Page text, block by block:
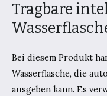
Tragbare
Bei diesem Produkt
Wasserflasche, die
ausgeben kann. Es